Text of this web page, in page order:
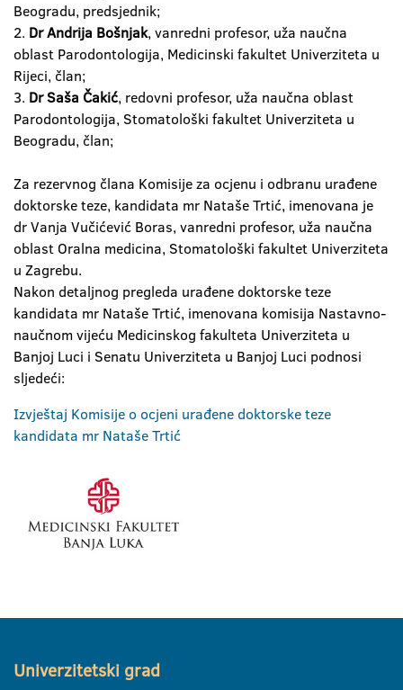
Beogradu, predsjednik;
2. Dr Andrija Bošnjak, vanredni profesor, uža naučna
oblast Parodontologija, Medicinski fakultet Univerziteta u
Rijeci, član;
3. Dr Saša Čakić, redovni profesor, uža naučna oblast
Parodontologija, Stomatološki fakultet Univerziteta u
Beogradu, član;
Za rezervnog člana Komisije za ocjenu i odbranu urađene
doktorske teze, kandidata mr Nataše Trtić, imenovana je
dr Vanja Vučićević Boras, vanredni profesor, uža naučna
oblast Oralna medicina, Stomatološki fakultet Univerziteta
u Zagrebu.
Nakon detaljnog pregleda urađene doktorske teze
kandidata mr Nataše Trtić, imenovana komisija Nastavno-
naučnom vijeću Medicinskog fakulteta Univerziteta u
Banjoj Luci i Senatu Univerziteta u Banjoj Luci podnosi
sljedeći:
Izvještaj Komisije o ocjeni urađene doktorske teze
kandidata mr Nataše Trtić
Univerzitetski grad